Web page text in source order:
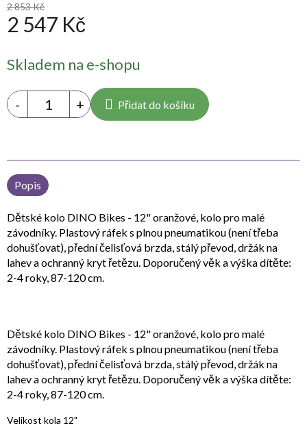
2 853 Kč
2 547 Kč
cena:
Skladem na e-shopu
Přidat do košíku
Popis
Dětské kolo DINO Bikes - 12" oranžové, kolo pro malé
závodníky. Plastový ráfek s plnou pneumatikou (není třeba
dohušťovat), přední čelisťová brzda, stálý převod, držák na
lahev a ochranný kryt řetězu. Doporučený věk a výška dítěte:
2-4 roky, 87-120 cm.
Dětské kolo DINO Bikes - 12" oranžové, kolo pro malé
závodníky. Plastový ráfek s plnou pneumatikou (není třeba
dohušťovat), přední čelisťová brzda, stálý převod, držák na
lahev a ochranný kryt řetězu. Doporučený věk a výška dítěte:
2-4 roky, 87-120 cm.
Velikost kola 12"